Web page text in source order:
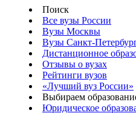
Поиск
Все вузы России
Вузы Москвы
Вузы Санкт-
Дистанционное
Отзывы о вузах
Рейтинги вузов
«Лучший вуз России»
Выбираем
Юридическое